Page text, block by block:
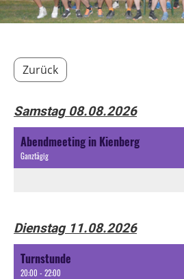
Zurück
Samstag 08.08.2026
Abendmeeting in Kienberg
Ganztägig
Dienstag 11.08.2026
Turnstunde
20:00 - 22:00